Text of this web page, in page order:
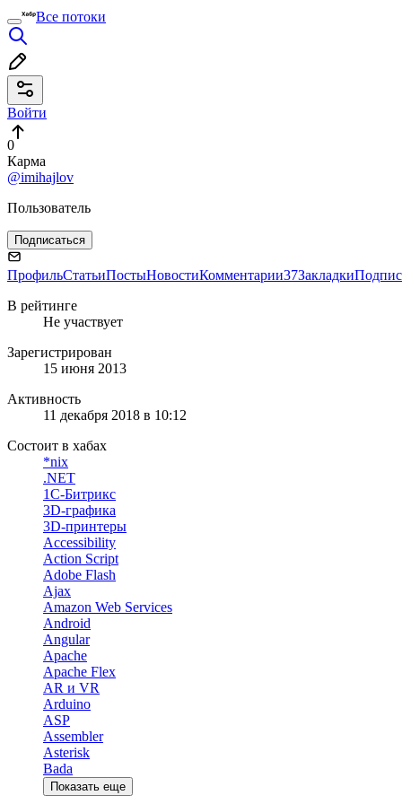
Все потоки
Войти
0
Карма
@imihajlov
Пользователь
Подписаться
ПрофильСтатьиПостыНовостиКомментарии37Закладки
В рейтинге
Не участвует
Зарегистрирован
15 июня 2013
Активность
11 декабря 2018 в 10:12
Состоит в хабах
*nix
.NET
1С-Битрикс
3D-графика
3D-принтеры
Accessibility
Action Script
Adobe Flash
Ajax
Amazon Web Services
Android
Angular
Apache
Apache Flex
AR и VR
Arduino
ASP
Assembler
Asterisk
Bada
Показать еще